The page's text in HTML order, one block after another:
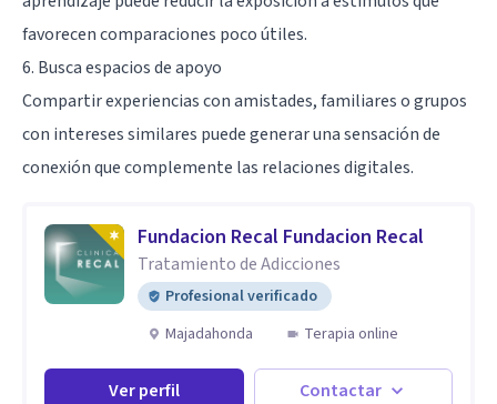
favorecen comparaciones poco útiles.
6. Busca espacios de apoyo
Compartir experiencias con amistades, familiares o grupos
con intereses similares puede generar una sensación de
conexión que complemente las relaciones digitales.
Fundacion Recal Fundacion Recal
Tratamiento de Adicciones
Profesional verificado
Majadahonda
Terapia online
Ver perfil Contactar